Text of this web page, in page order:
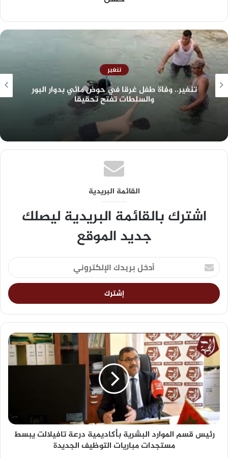
وفاة طفل غرقا في حوض مائي بدوار البور
والسلطات تفتح تحقيقا
القائمة البريدية
اشترك بالقائمة البريدية ليصلك
جديد الموقع
رئيس قسم الموارد البشرية بأكاديمية درعة تافيلالت يبسط
مستجدات مباريات التوظيف الجديدة